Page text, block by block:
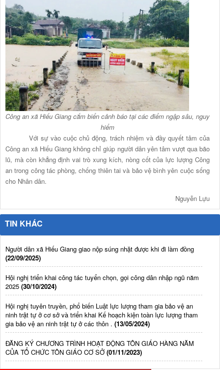
Công an xã Hiếu Giang cắm biển cảnh báo tại các điểm ngập sâu, nguy
hiểm
Với sự vào cuộc chủ động, trách nhiệm và đầy quyết tâm của
Công an xã Hiếu Giang không chỉ giúp người dân yên tâm vượt qua bão
lũ, mà còn khẳng định vai trò xung kích, nòng cốt của lực lượng Công
an trong công tác phòng, chống thiên tai và bảo vệ bình yên cuộc sống
cho Nhân dân.
Nguyễn Lựu
TIN KHÁC
Người dân xã Hiếu Giang giao nộp súng nhặt được khi đi làm đồng
(22/09/2025)
Hội nghị triển khai công tác tuyển chọn, gọi công dân nhập ngũ năm
2025 (30/10/2024)
Hội nghị tuyên truyền, phổ biến Luật lực lượng tham gia bảo vệ an
ninh trật tự ở cơ sở và triển khai Kế hoạch kiện toàn lực lượng tham
gia bảo vệ an ninh trật tự ở các thôn . (13/05/2024)
ĐĂNG KÝ CHƯƠNG TRÌNH HOẠT ĐỘNG TÔN GIÁO HÀNG NĂM
CỦA TỔ CHỨC TÔN GIÁO CƠ SỞ (01/11/2023)